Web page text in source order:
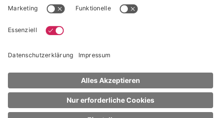
* unverbindliche Preisempfehlung der Verbundgruppe beauty alliance
NACH OBEN